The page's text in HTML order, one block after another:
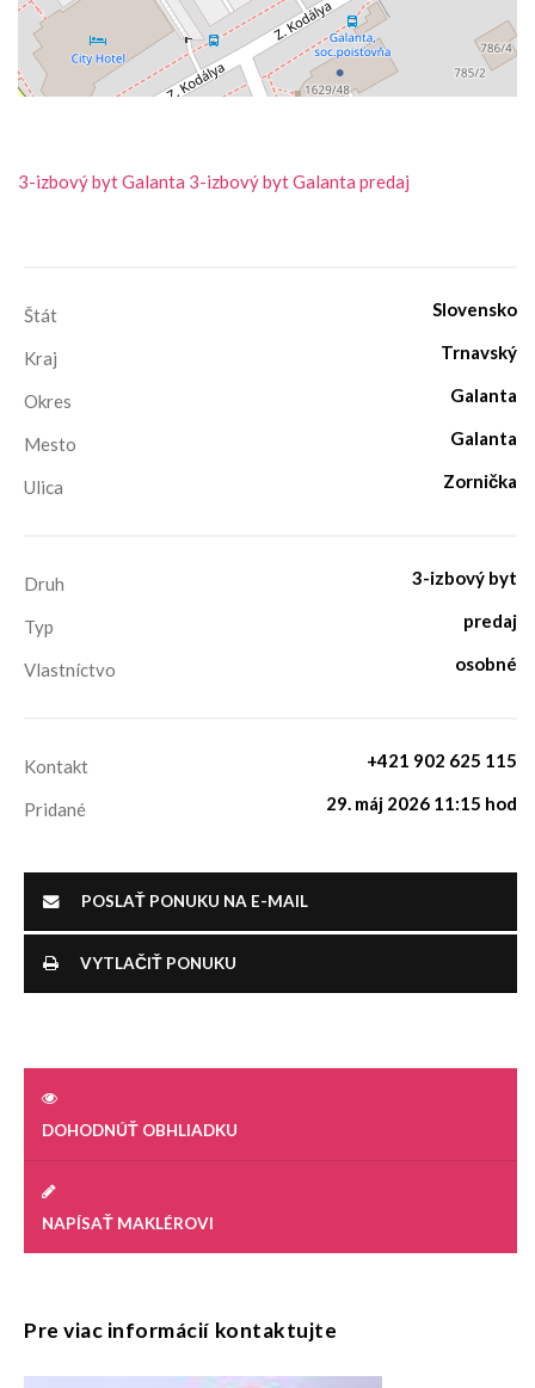
3-izbový bytGalanta 3-izbový byt Galanta predaj
Štát Slovensko
Kraj Trnavský
Okres Galanta
Mesto Galanta
Ulica Zornička
Druh 3-izbový byt
Typ predaj
Vlastníctvo osobné
Kontakt +421 902 625 115
Pridané 29. máj 2026 11:15 hod
POSLAŤ PONUKU NA E-MAIL
VYTLAČIŤ PONUKU
DOHODNÚŤ OBHLIADKU
NAPÍSAŤ MAKLÉROVI
Pre viac informácií kontaktujte